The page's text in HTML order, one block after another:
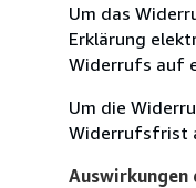
Um das
Erklärung
Widerrufs auf
Um die
Widerrufsfrist
Auswirkungen